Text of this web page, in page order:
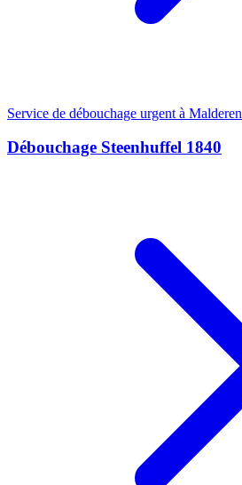
Service de débouchage urgent à Malderen
Débouchage Steenhuffel 1840